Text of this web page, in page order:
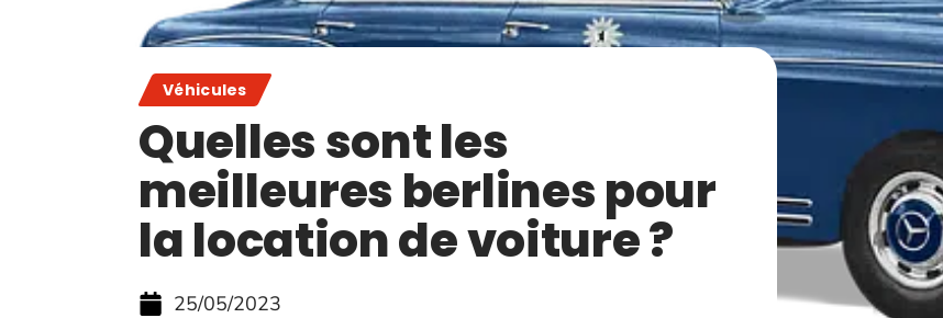
Véhicules
Quelles sont les
meilleures berlines pour
la location de voiture ?
25/05/2023